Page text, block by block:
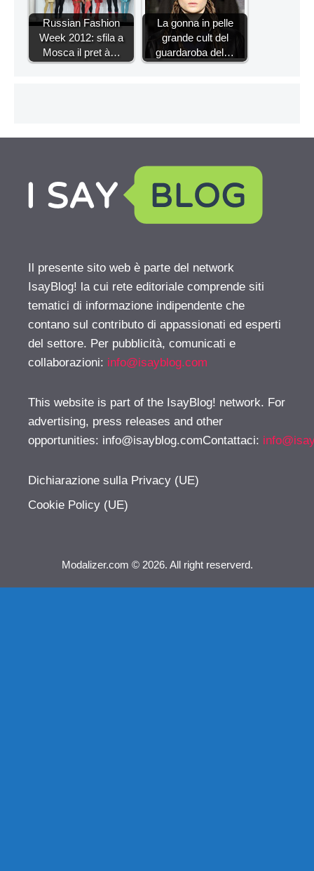
Russian Fashion
Week 2012: sfila a
Mosca il pret à…
La gonna in pelle
grande cult del
guardaroba del…
Il presente sito web è parte del network
IsayBlog! la cui rete editoriale comprende siti
tematici di informazione indipendente che
contano sul contributo di appassionati ed esperti
del settore. Per pubblicità, comunicati e
collaborazioni: info@isayblog.com
This website is part of the IsayBlog! network. For
advertising, press releases and other
opportunities: info@isayblog.comContattaci:
Dichiarazione sulla Privacy (UE)
Cookie Policy (UE)
Modalizer.com © 2026. All right reserverd.